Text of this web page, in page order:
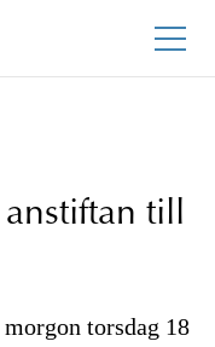
till
torsdag 18